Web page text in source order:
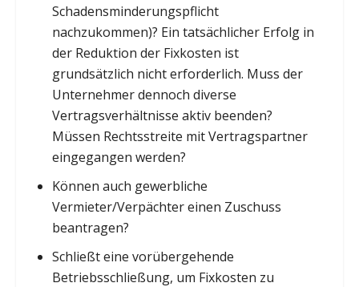
Schadensminderungspflicht
nachzukommen)? Ein tatsächlicher Erfolg in
der Reduktion der Fixkosten ist
grundsätzlich nicht erforderlich. Muss der
Unternehmer dennoch diverse
Vertragsverhältnisse aktiv beenden?
Müssen Rechtsstreite mit Vertragspartner
eingegangen werden?
Können auch gewerbliche
Vermieter/Verpächter einen Zuschuss
beantragen?
Schließt eine vorübergehende
Betriebsschließung, um Fixkosten zu